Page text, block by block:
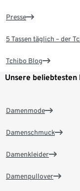
Presse
5 Tassen täglich – der
Tchibo Blog
Unsere
Damenmode
Damenschmuck
Damenkleider
Damenpullover